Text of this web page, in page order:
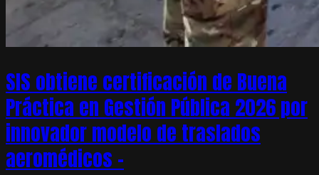
SIS obtiene certificación de Buena
Práctica en Gestión Pública 2026 por
innovador modelo de traslados
aeromédicos –